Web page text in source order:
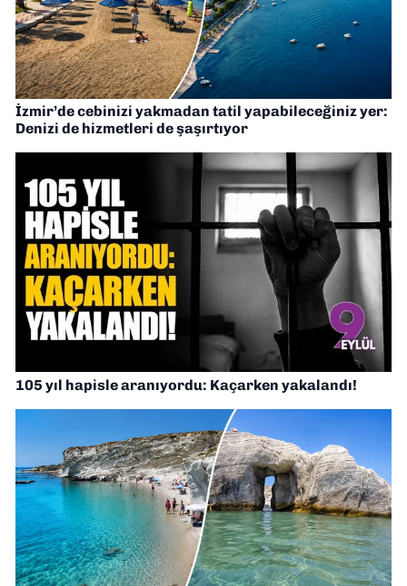
İzmir’de cebinizi yakmadan tatil yapabileceğiniz yer:
Denizi de hizmetleri de şaşırtıyor
105 yıl hapisle aranıyordu: Kaçarken yakalandı!